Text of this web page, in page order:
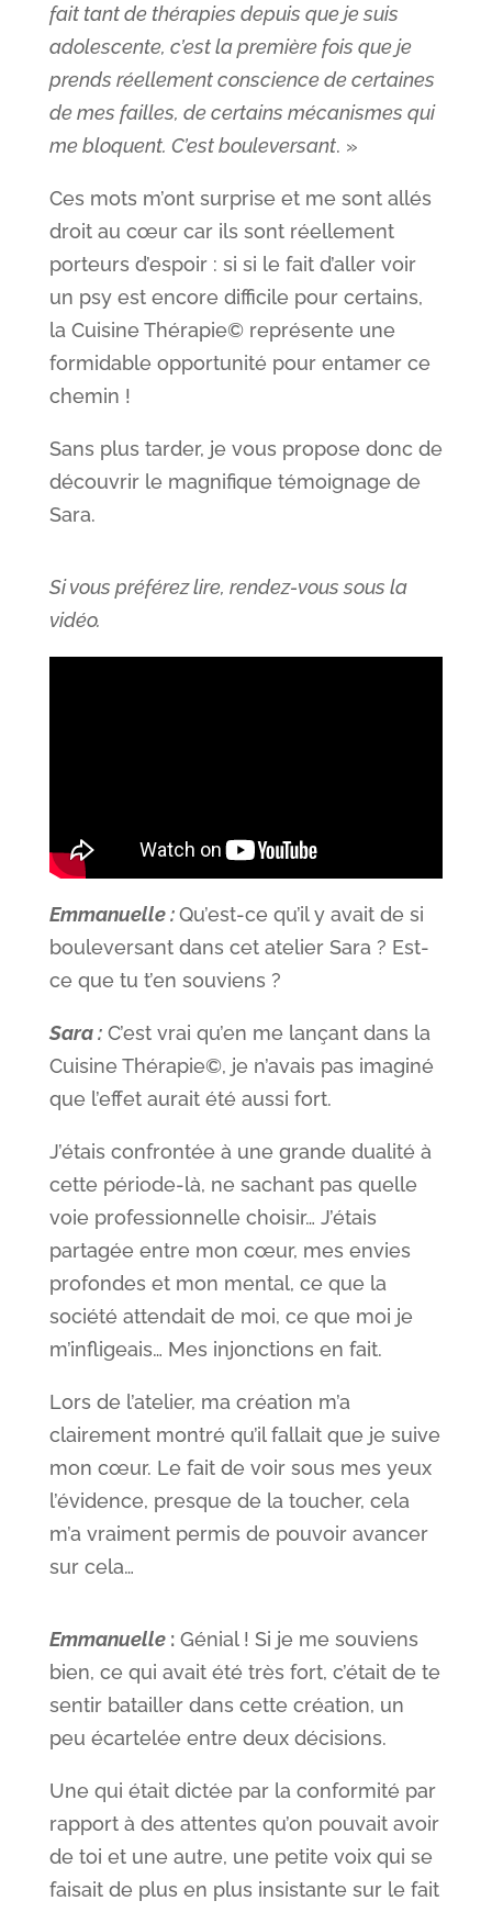
fait tant de thérapies depuis que je suis
adolescente, c’est la première fois que je
prends réellement conscience de certaines
de mes failles, de certains mécanismes qui
me bloquent. C’est bouleversant. »
Ces mots m’ont surprise et me sont allés
droit au cœur car ils sont réellement
porteurs d’espoir : si si le fait d’aller voir
un psy est encore difficile pour certains,
la Cuisine Thérapie© représente une
formidable opportunité pour entamer ce
chemin !
Sans plus tarder, je vous propose donc de
découvrir le magnifique témoignage de
Sara.
Si vous préférez lire, rendez-vous sous la
vidéo.
Emmanuelle : Qu’est-ce qu’il y avait de si
bouleversant dans cet atelier Sara ? Est-
ce que tu t’en souviens ?
Sara :C’est vrai qu’en me lançant dans la
Cuisine Thérapie©, je n’avais pas imaginé
que l’effet aurait été aussi fort.
J’étais confrontée à une grande dualité à
cette période-là, ne sachant pas quelle
voie professionnelle choisir… J’étais
partagée entre mon cœur, mes envies
profondes et mon mental, ce que la
société attendait de moi, ce que moi je
m’infligeais… Mes injonctions en fait.
Lors de l’atelier, ma création m’a
clairement montré qu’il fallait que je suive
mon cœur. Le fait de voir sous mes yeux
l’évidence, presque de la toucher, cela
m’a vraiment permis de pouvoir avancer
sur cela…
Emmanuelle:Génial ! Si je me souviens
bien, ce qui avait été très fort, c’était de te
sentir batailler dans cette création, un
peu écartelée entre deux décisions.
Une qui était dictée par la conformité par
rapport à des attentes qu’on pouvait avoir
de toi et une autre, une petite voix qui se
faisait de plus en plus insistante sur le fait